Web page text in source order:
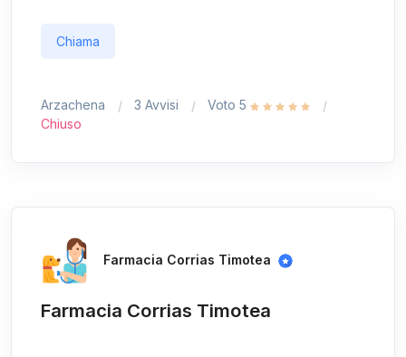
Chiama
Arzachena 3 Avvisi
Voto 5
Chiuso
Farmacia Corrias Timotea
Farmacia Corrias Timotea